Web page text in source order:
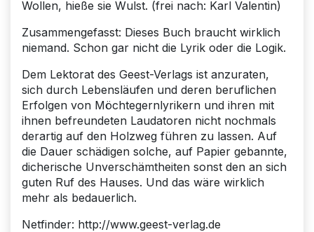
Wollen, hieße sie Wulst. (frei nach: Karl Valentin)
Zusammengefasst: Dieses Buch braucht wirklich
niemand. Schon gar nicht die Lyrik oder die Logik.
Dem Lektorat des Geest-Verlags ist anzuraten,
sich durch Lebensläufen und deren beruflichen
Erfolgen von Möchtegernlyrikern und ihren mit
ihnen befreundeten Laudatoren nicht nochmals
derartig auf den Holzweg führen zu lassen. Auf
die Dauer schädigen solche, auf Papier gebannte,
dicherische Unverschämtheiten sonst den an sich
guten Ruf des Hauses. Und das wäre wirklich
mehr als bedauerlich.
Netfinder: http://www.geest-verlag.de